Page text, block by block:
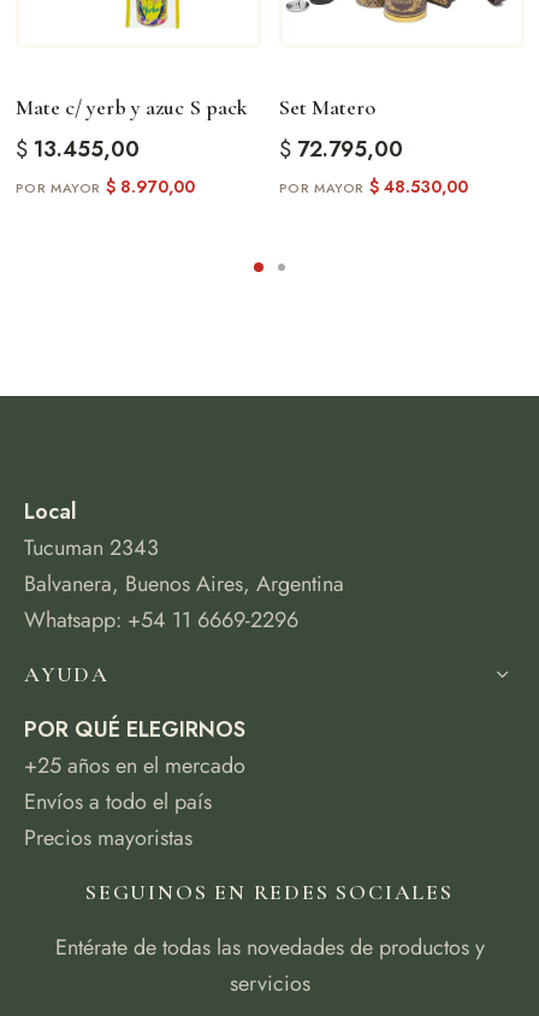
Mate c/ yerb y azuc S pack
$13.455,00
$8.970,00
Set Matero
$72.795,00
$48.530,00
Local
Tucuman 2343
Balvanera, Buenos Aires, Argentina
Whatsapp: +54 11 6669-2296
AYUDA
POR QUÉ ELEGIRNOS
+25 años en el mercado
Envíos a todo el país
Precios mayoristas
SEGUINOS EN REDES SOCIALES
Entérate de todas las novedades de productos y
servicios